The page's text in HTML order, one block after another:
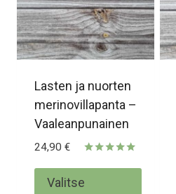
valinnat
tuotteen
sivulla.
Lasten ja nuorten
merinovillapanta –
Vaaleanpunainen
5.00
24,90 €
Valitse